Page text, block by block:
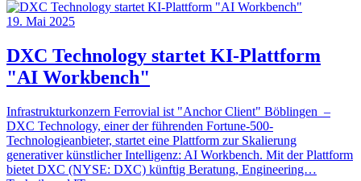
19. Mai 2025
DXC Technology startet KI-Plattform
"AI Workbench"
Infrastrukturkonzern Ferrovial ist "Anchor Client" Böblingen –
DXC Technology, einer der führenden Fortune-500-
Technologieanbieter, startet eine Plattform zur Skalierung
generativer künstlicher Intelligenz: AI Workbench. Mit der Plattform
bietet DXC (NYSE: DXC) künftig Beratung, Engineering…